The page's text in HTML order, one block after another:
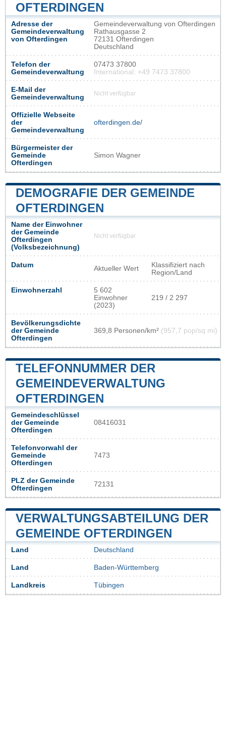
OFTERDINGEN
Adresse der
Gemeindeverwaltung
von Ofterdingen
Gemeindeverwaltung von Ofterdingen
Rathausgasse 2
72131 Ofterdingen
Deutschland
Telefon der
Gemeindeverwaltung
07473 37800
International: +49 7473 37800
E-Mail der
Gemeindeverwaltung
Nicht verfügbar
Offizielle Webseite
der
Gemeindeverwaltung
ofterdingen.de/
Bürgermeister der
Gemeinde
Ofterdingen
Simon Wagner
DEMOGRAFIE DER GEMEINDE
OFTERDINGEN
Name der Einwohner
der Gemeinde
Ofterdingen
(Volksbezeichnung)
Nicht verfügbar
Datum Aktueller Wert
Klassifiziert nach
Region/Land
Einwohnerzahl
5 602
Einwohner
(2023)
219 / 2 297
Bevölkerungsdichte
der Gemeinde
Ofterdingen
369,8 Personen/km² (957,7 pop/sq mi)
TELEFONNUMMER DER
GEMEINDEVERWALTUNG
OFTERDINGEN
Gemeindeschlüssel
der Gemeinde
Ofterdingen
08416031
Telefonvorwahl der
Gemeinde
Ofterdingen
7473
PLZ der Gemeinde
Ofterdingen
72131
VERWALTUNGSABTEILUNG DER
GEMEINDE OFTERDINGEN
Land Deutschland
Land Baden-Württemberg
Landkreis Tübingen